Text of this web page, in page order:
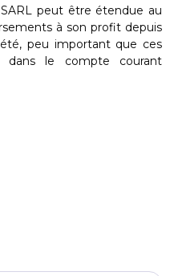
peut être étendue au
à son profit depuis
peu important que ces
dans le compte courant